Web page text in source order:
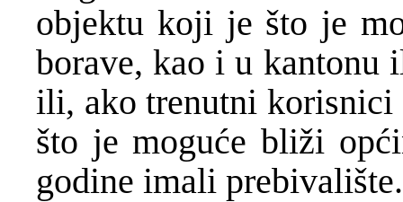
objektu koji je što je
borave, kao i u kantonu
ili, ako trenutni korisnici
što je moguće bliži
godine imali prebivalište.